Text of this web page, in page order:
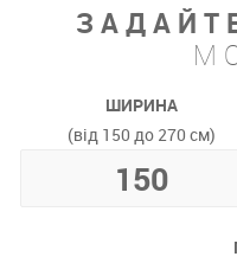
ШИРИНА
(від 150 до 270 см)